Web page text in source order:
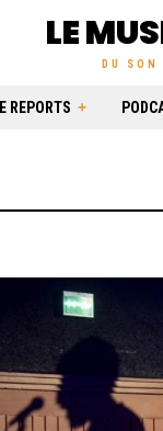
LE
DU SON
REPORTS